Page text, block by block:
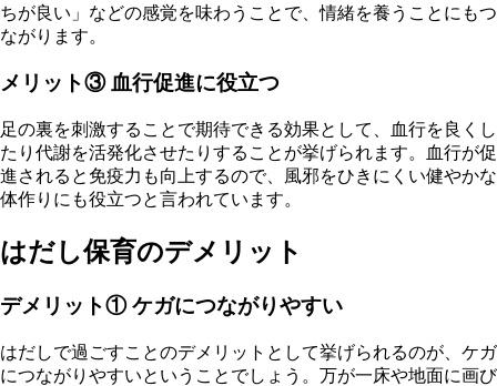
ちが良い」などの感覚を味わうことで、情緒を養うことにもつ
ながります。
メリット③ 血行促進に役立つ
足の裏を刺激することで期待できる効果として、血行を良くし
たり代謝を活発化させたりすることが挙げられます。血行が促
進されると免疫力も向上するので、風邪をひきにくい健やかな
体作りにも役立つと言われています。
はだし保育のデメリット
デメリット① ケガにつながりやすい
はだしで過ごすことのデメリットとして挙げられるのが、ケガ
につながりやすいということでしょう。万が一床や地面に画び